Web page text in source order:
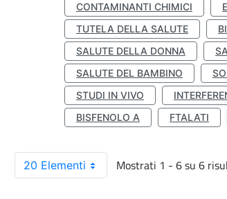
CONTAMINANTI CHIMICI
TUTELA DELLA SALUTE
SALUTE DELLA DONNA
SALUTE DEL BAMBINO
STUDI IN VIVO
BISFENOLO A
FTALATI
20 Elementi Mostrati 1 - 6 su 6